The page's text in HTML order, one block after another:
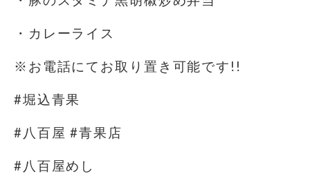
・カレーライス
※お電話にてお取り置き可能です!!
#堀込青果
#八百屋 #青果店
#八百屋めし